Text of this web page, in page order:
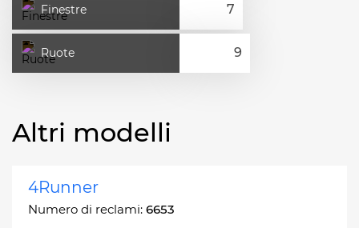
Finestre
Ruote
Altri modelli
4Runner
Numero di reclami: 6653